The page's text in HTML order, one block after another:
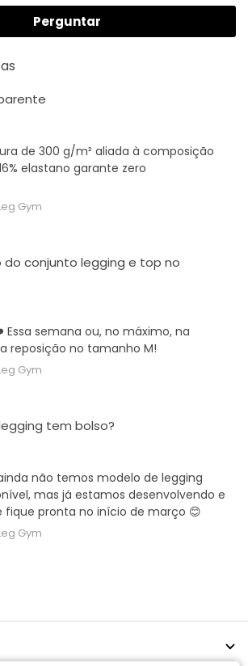
Perguntar
de 300 g/m² aliada à composição
elastano garante zero
Gym
do conjunto legging e top no
semana ou, no máximo, na
reposição no tamanho M!
Gym
tem bolso?
não temos modelo de legging
mas já estamos desenvolvendo e
fique pronta no início de março 😊
Gym